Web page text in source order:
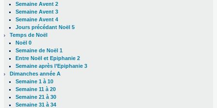
Semaine Avent 2
Semaine Avent 3
Semaine Avent 4
Jours précédant Noël 5
Temps de Noël
Noël 0
Semaine de Noël 1
Entre Noël et Epiphanie 2
Semaine après l’Epiphanie 3
Dimanches année A
Semaine 1 à 10
Semaine 11 à 20
Semaine 21 à 30
Semaine 31 à 34